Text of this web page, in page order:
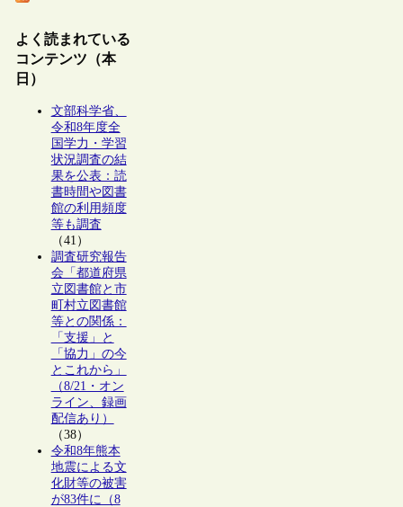
よく読まれている
コンテンツ（本
日）
文部科学省、
令和8年度全
国学力・学習
状況調査の結
果を公表：読
書時間や図書
館の利用頻度
等も調査
（41）
調査研究報告
会「都道府県
立図書館と市
町村立図書館
等との関係：
「支援」と
「協力」の今
とこれから」
（8/21・オン
ライン、録画
配信あり）
（38）
令和8年熊本
地震による文
化財等の被害
が83件に（8